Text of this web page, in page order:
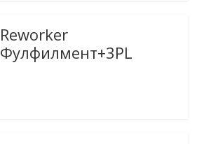
Reworker
Фулфилмент+3PL